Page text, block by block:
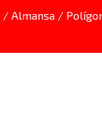
/ Almansa /